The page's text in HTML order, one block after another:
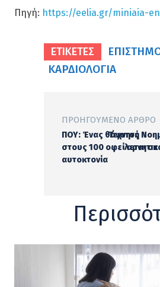
Πηγή: https://eelia.gr/miniaia-
ΕΤΙΚΕΤΕΣ
ΚΑΡΔΙΟΛΟΓΊΑ
ΠΡΟΗΓΟΎΜΕΝΟ ΆΡΘΡΟ
ΠΟΥ: Ένας θάνατος
στους 100 οφείλεται σε
αυτοκτονία
Τεχνητή